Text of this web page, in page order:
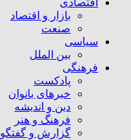
اقتصادی
بازار و اقتصاد
صنعت
سیاسی
بین الملل
فرهنگی
پادکست
خبرهای بانوان
دین و اندیشه
فرهنگ و هنر
گزارش و گفتگو